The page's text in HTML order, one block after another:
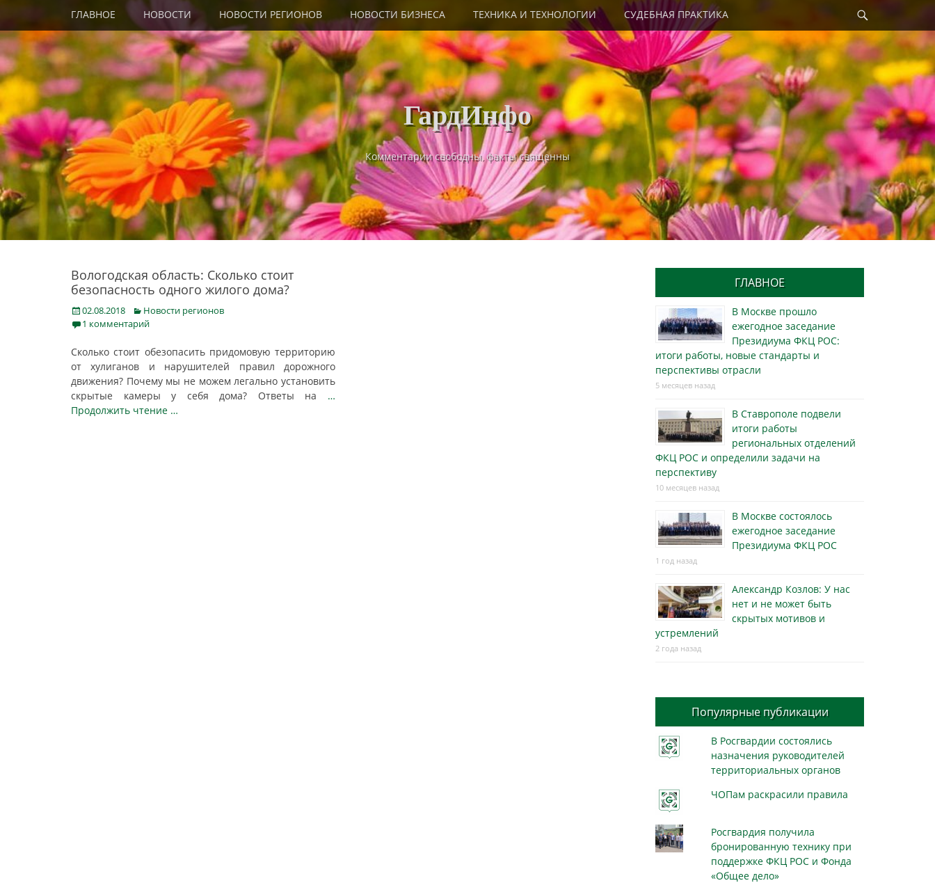
content
Primary Menu
ГЛАВНОЕ НОВОСТИ НОВОСТИ РЕГИОНОВ НОВОСТИ БИЗНЕСА ТЕХНИКА И ТЕХНОЛОГИИ СУДЕБНАЯ ПРАКТИКА
ГардИнфо
Комментарии свободны, факты священны
Вологодская область: Сколько стоит
безопасность одного жилого дома?
Posted
on
02.08.2018 Categories
Новости регионов
1 комментарий
Сколько стоит обезопасить придомовую территорию
от хулиганов и нарушителей правил дорожного
движения? Почему мы не можем легально установить
скрытые камеры у себя дома? Ответы на …
Продолжить чтение …
ГЛАВНОЕ
В Москве прошло
ежегодное заседание
Президиума ФКЦ РОС:
итоги работы, новые стандарты и
перспективы отрасли
5 месяцев назад
В Ставрополе подвели
итоги работы
региональных отделений
ФКЦ РОС и определили задачи на
перспективу
10 месяцев назад
В Москве состоялось
ежегодное заседание
Президиума ФКЦ РОС
1 год назад
Александр Козлов: У нас
нет и не может быть
скрытых мотивов и
устремлений
2 года назад
Популярные публикации
В Росгвардии состоялись
назначения руководителей
территориальных органов
ЧОПам раскрасили правила
Росгвардия получила
бронированную технику при
поддержке ФКЦ РОС и Фонда
«Общее дело»